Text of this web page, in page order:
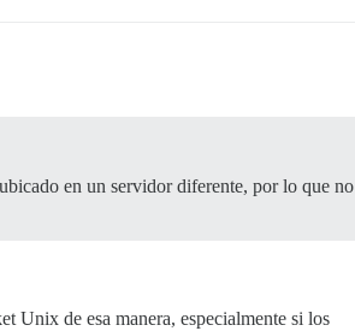
en un servidor diferente, por lo que no
Unix de esa manera, especialmente si los